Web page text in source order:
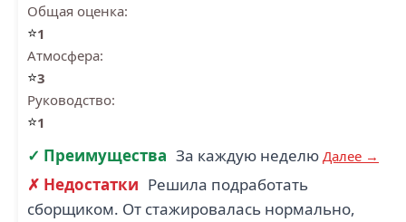
Общая оценка:
⭐1
Атмосфера:
⭐3
Руководство:
⭐1
✓ Преимущества За каждую неделю Далее →
✗ Недостатки Решила подработать
сборщиком. От стажировалась нормально,